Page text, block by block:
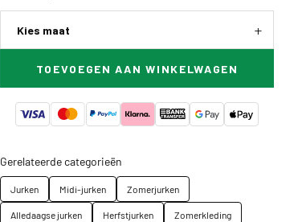
Kies maat
TOEVOEGEN AAN WINKELWAGEN
Gerelateerde categorieën
Jurken Midi-jurken
Zomerjurken
Alledaagse jurken
Herfstjurken
Zomerkleding